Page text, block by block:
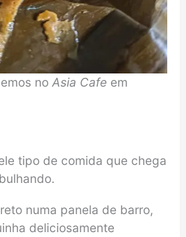
no Asia Cafeem
tipo de comida que chega
numa panela de barro,
deliciosamente